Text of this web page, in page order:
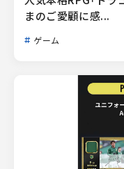
まのご愛顧に感...
ゲーム